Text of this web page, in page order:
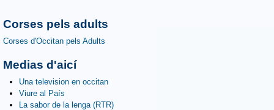
Corses pels adults
Corses d'Occitan pels Adults
Medias d'aicí
Una television en occitan
Viure al País
La sabor de la lenga (RTR)